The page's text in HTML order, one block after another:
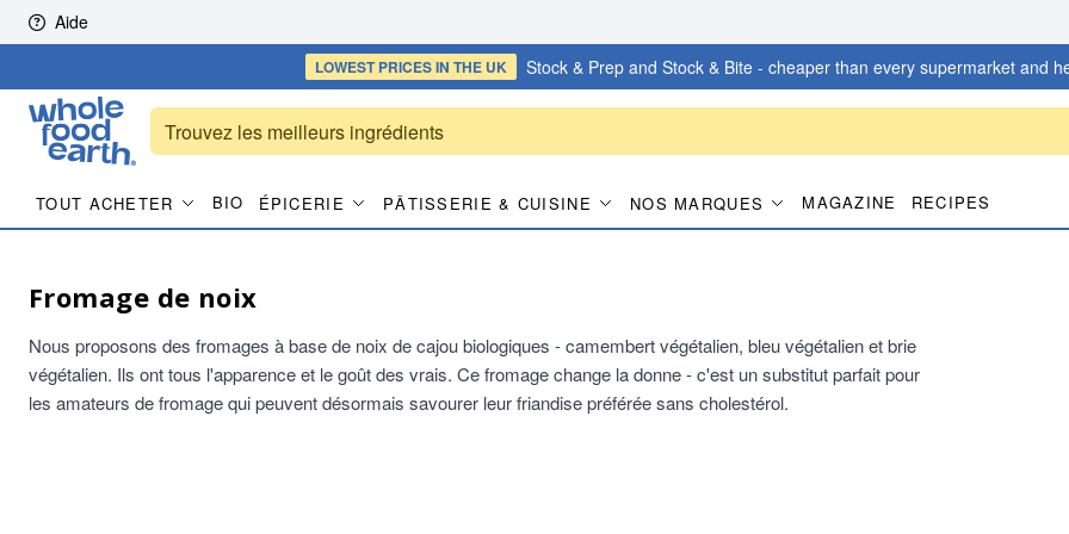
Skip to content
Aide
LOWEST PRICESIN THE UK Stock & Prep and Stock & Bite - cheaper than every supermarket and
TOUT ACHETER BIO ÉPICERIE PÂTISSERIE & CUISINE NOS MARQUES MAGAZINE RECIPES
Fromage de noix
Nous proposons des fromages à base de noix de cajou biologiques - camembert végétalien, bleu végétalien et brie
végétalien. Ils ont tous l'apparence et le goût des vrais. Ce fromage change la donne - c'est un substitut parfait pour
les amateurs de fromage qui peuvent désormais savourer leur friandise préférée sans cholestérol.